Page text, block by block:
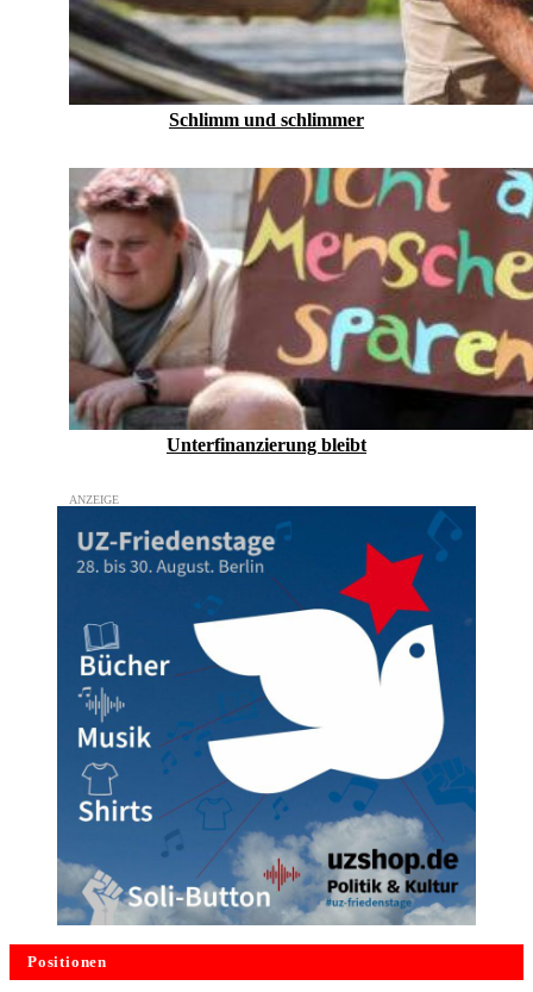
Schlimm und schlimmer
Unterfinanzierung bleibt
Positionen